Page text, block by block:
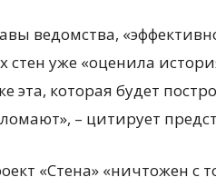
ведомства,
стен уже «оценила
эта, которая будет
– цитирует
«Стена» «ничтожен с